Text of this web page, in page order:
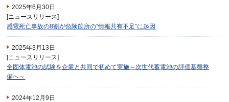
2025年6月30日
[ニュースリリース]
感電死亡事故の8割が危険箇所の“情報共有不足”に起因
2025年3月13日
[ニュースリリース]
全固体電池の試験を企業と共同で初めて実施～次世代蓄電池の評価基盤整
備へ～
2024年12月9日